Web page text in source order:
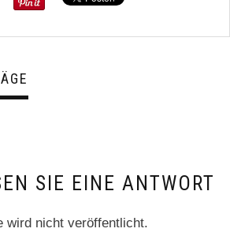
SIE EINE ANTWORT
wird nicht veröffentlicht.